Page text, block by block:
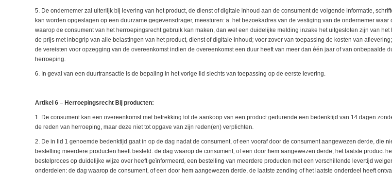
5. De ondernemer zal uiterlijk bij levering van het product, de dienst of digitale inhoud aan de consument de volgende informatie,
kan worden opgeslagen op een duurzame gegevensdrager, meesturen: a. het bezoekadres van de vestiging van de ondernemer
waarop de consument van het herroepingsrecht gebruik kan maken, dan wel een duidelijke melding inzake het uitgesloten zijn van
de prijs met inbegrip van alle belastingen van het product, dienst of digitale inhoud; voor zover van toepassing de kosten van
de vereisten voor opzegging van de overeenkomst indien de overeenkomst een duur heeft van meer dan één jaar of van onbepaalde
herroeping.
6. In geval van een duurtransactie is de bepaling in het vorige lid slechts van toepassing op de eerste levering.
Artikel 6 – Herroepingsrecht Bij producten:
1. De consument kan een overeenkomst met betrekking tot de aankoop van een product gedurende een bedenktijd van 14 dagen
de reden van herroeping, maar deze niet tot opgave van zijn reden(en) verplichten.
2. De in lid 1 genoemde bedenktijd gaat in op de dag nadat de consument, of een vooraf door de consument aangewezen derde, die
bestelling meerdere producten heeft besteld: de dag waarop de consument, of een door hem aangewezen derde, het laatste product
bestelproces op duidelijke wijze over heeft geïnformeerd, een bestelling van meerdere producten met een verschillende levertijd
onderdelen: de dag waarop de consument, of een door hem aangewezen derde, de laatste zending of het laatste onderdeel heeft